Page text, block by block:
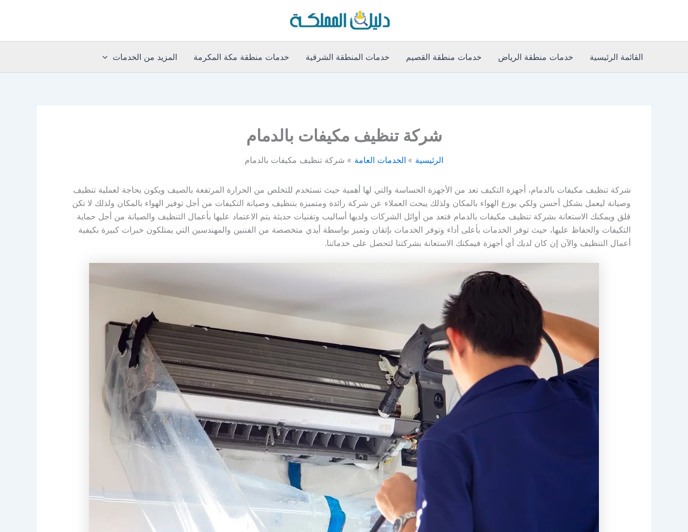
القائمة الرئيسية خدمات منطقة الرياض خدمات منطقة القصيم خدمات المنطقة الشرقية خدمات منطقة مكة المكرمة المزيد من الخدمات
شركة تنظيف مكيفات بالدمام
الرئيسية الخدمات العامة شركة تنظيف مكيفات بالدمام
شركة تنظيف مكيفات بالدمام، أجهزة التكيف تعد من الأجهزة الحساسة والتي لها أهمية حيث تستخدم للتخلص من الحرارة المرتفعة بالصيف ويكون بحاجة لعملية تنظيف
وصيانة ليعمل بشكل أحسن ولكي يوزع الهواء بالمكان ولذلك يبحث العملاء عن شركة رائدة ومتميزة بتنظيف وصيانة التكيفات من أجل توفير الهواء بالمكان ولذلك لا تكن
قلق ويمكنك الاستعانة بشركة تنظيف مكيفات بالدمام فتعد من أوائل الشركات ولديها أساليب وتقنيات حديثة يتم الاعتماد عليها بأعمال التنظيف والصيانة من أجل حماية
التكيفات والحفاظ عليها، حيث توفر الخدمات بأعلى أداء وتوفر الخدمات بإتقان وتميز بواسطة أيدي متخصصة من الفننين والمهندسين التي يمتلكون خبرات كبيرة بكيفية
أعمال التنظيف والآن إن كان لديك أي أجهزة فيمكنك الاستعانة بشركتنا لتحصل على خدماتنا.